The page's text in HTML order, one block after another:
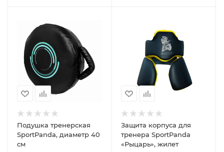
Подушка тренерская
SportPanda, диаметр 40
см
Защита корпуса для
тренера SportPanda
«Рыцарь», жилет